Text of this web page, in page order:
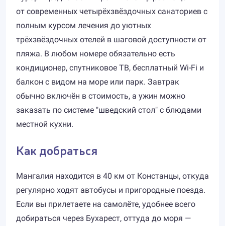
от современных четырёхзвёздочных санаториев с
полным курсом лечения до уютных
трёхзвёздочных отелей в шаговой доступности от
пляжа. В любом номере обязательно есть
кондиционер, спутниковое ТВ, бесплатный Wi-Fi и
балкон с видом на море или парк. Завтрак
обычно включён в стоимость, а ужин можно
заказать по системе "шведский стол" с блюдами
местной кухни.
Как добраться
Мангалия находится в 40 км от Констанцы, откуда
регулярно ходят автобусы и пригородные поезда.
Если вы прилетаете на самолёте, удобнее всего
добираться через Бухарест, оттуда до моря —